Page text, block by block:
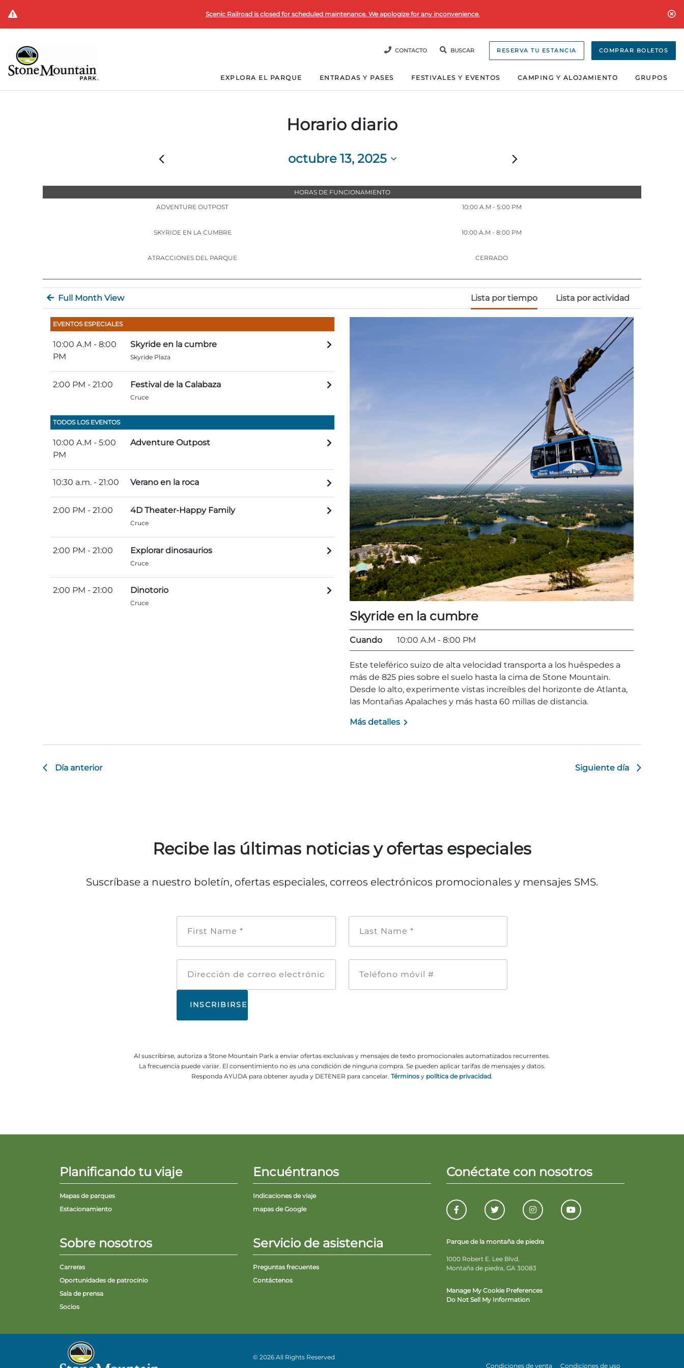
Scenic Railroad is closed for scheduled maintenance. We apologize for any inconvenience.
CONTACTO BUSCAR RESERVA TU ESTANCIA COMPRAR BOLETOS
EXPLORA EL PARQUE ENTRADAS Y PASES FESTIVALES Y EVENTOS CAMPING Y ALOJAMIENTO GRUPOS
Horario diario
octubre 13, 2025
fecha.
HORAS DE FUNCIONAMIENTO
ADVENTURE OUTPOST
10:00 A.M - 5:00 PM
SKYRIDE EN LA CUMBRE 10:00 A.M - 8:00 PM
ATRACCIONES DEL PARQUE CERRADO
Full Month View Lista por tiempo Lista por actividad
EVENTOS ESPECIALES
10:00 A.M - 8:00
PM
Skyride en la cumbre
Skyride Plaza
2:00 PM - 21:00 Festival de la Calabaza
Cruce
TODOS LOS EVENTOS
10:00 A.M - 5:00
PM
Adventure Outpost
10:30 a.m. - 21:00 Verano en la roca
2:00 PM - 21:00 4D Theater-Happy Family
Cruce
2:00 PM - 21:00 Explorar dinosaurios
Cruce
2:00 PM - 21:00 Dinotorio
Cruce
Skyride en la cumbre
Cuando 10:00 A.M - 8:00 PM
Este teleférico suizo de alta velocidad transporta a los huéspedes a
más de 825 pies sobre el suelo hasta la cima de Stone Mountain.
Desde lo alto, experimente vistas increíbles del horizonte de Atlanta,
las Montañas Apalaches y más hasta 60 millas de distancia.
Más detalles
Día anterior Siguiente día
Recibe las últimas noticias y ofertas especiales
Suscríbase a nuestro boletín, ofertas especiales, correos electrónicos promocionales y mensajes SMS.
de
móvil
Al suscribirse, autoriza a Stone Mountain Park a enviar ofertas exclusivas y mensajes de texto promocionales automatizados recurrentes.
La frecuencia puede variar. El consentimiento no es una condición de ninguna compra. Se pueden aplicar tarifas de mensajes y datos.
Responda AYUDA para obtener ayuda y DETENER para cancelar. Términos y política de privacidad.
Planificando tu viaje
Mapas de parques
Estacionamiento
Sobre nosotros
Carreras
Oportunidades de patrocinio
Sala de prensa
Socios
Encuéntranos
Indicaciones de viaje
mapas de Google
Servicio de asistencia
Preguntas frecuentes
Contáctenos
Conéctate con nosotros
Parque de la montaña de piedra
1000 Robert E. Lee Blvd.
Montaña de piedra, GA 30083
Manage My Cookie Preferences
Do Not Sell My Information
© 2026 All Rights Reserved
Condiciones de venta
Condiciones de uso